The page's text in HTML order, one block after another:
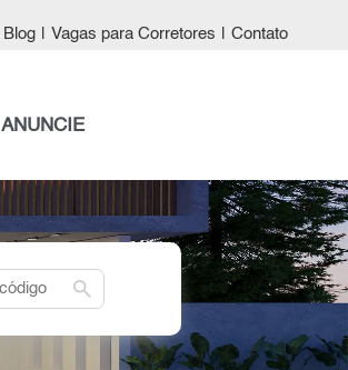
Blog Vagas para Corretores Contato
ANUNCIE
search